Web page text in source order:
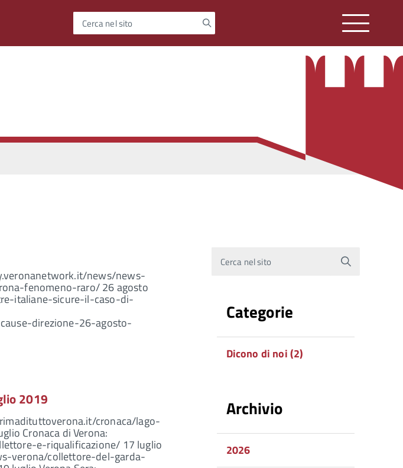
Cerca nel sito
news/news-
fenomeno-raro/ 26 agosto
italiane-sicure-il-caso-di-
direzione-26-agosto-
2019
cronaca/lago-
Cronaca di Verona:
e-riqualificazione/ 17 luglio
verona/collettore-del-garda-
Cerca nel sito
Categorie
Dicono di noi (2)
Archivio
2026